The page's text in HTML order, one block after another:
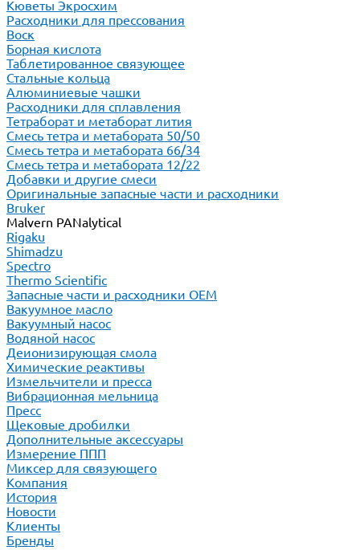
Кюветы Экросхим
Расходники для прессования
Воск
Борная кислота
Таблетированное связующее
Стальные кольца
Алюминиевые чашки
Расходники для сплавления
Тетраборат и метаборат лития
Смесь тетра и метабората 50/50
Смесь тетра и метабората 66/34
Смесь тетра и метабората 12/22
Добавки и другие смеси
Оригинальные запасные части и расходники
Bruker
Malvern PANalytical
Rigaku
Shimadzu
Spectro
Thermo Scientific
Запасные части и расходники ОЕМ
Вакуумное масло
Вакуумный насос
Водяной насос
Деионизирующая смола
Химические реактивы
Измельчители и пресса
Вибрационная мельница
Пресс
Щековые дробилки
Дополнительные аксессуары
Измерение ППП
Миксер для связующего
Компания
История
Новости
Клиенты
Бренды